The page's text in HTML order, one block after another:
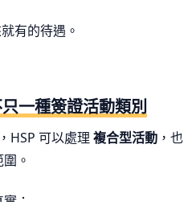
有的待遇。
一種簽證活動類別
HSP 可以處理 複合型活動 ，也
。